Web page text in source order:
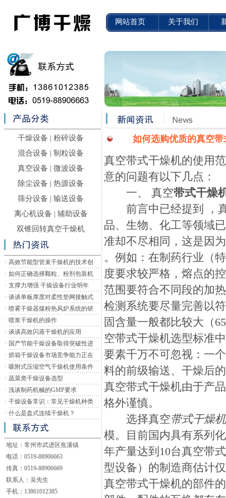
网站首页 关于我们
干燥设备 |粉碎设备
混合设备 |制粒设备
真空设备 |微波设备
除尘设备 |热源设备
筛分设备 |输送设备
离心机设备 | 辅助设备
双锥回转真空干燥机
· 高效节能型管束干燥机的技术创
· 如何正确选择颗粒、粉剂包装机
· 支撑力增强 干燥设备行业明年
· 谈谈单板厚度对柔性垫网接触式
· 喷雾干燥器煤粉热风炉系统的研
· 喷浆干燥机的操作
· 谈谈高效闪蒸干燥机的应用
· 国产节能干燥设备取得突破性进
· 烘箱干燥设备市场竞争能力正在
· 吸附式压缩空气干燥机使用条件
· 蔬菜类干燥设备选型
· 浅谈制药机械的GMP要求
· 干燥设备常识：常见干燥机种类
· 什么是盘式连续干燥机？
地址：常州市武进区焦溪镇
电话：0519-88906663
传真：0519-88906669
联系人：吴先生
手机：13861012385
如何选购优质的真空
真空带式干燥机的使用
意的问题有以下几点：
一、 真空带式干燥
前言中已经提到 ，
品、生物、化工等领域
准却不尽相同，这是因
。例如：在制药行业（
度要求较严格，熔点的
范围要符合不同段的加
检测系统要尽量完善以
固含量一般都比较大（
空带式干燥机选型标准
要素千万不可忽视：一
料的前级输送、干燥后
真空带式干燥机由于产
格外谨慎。
选择真空带式干燥机
模。目前国内具有系列
年产量达到10台真空带
型设备）的制造商估计
真空带式干燥机的部件